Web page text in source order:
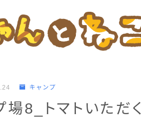
キャンプ
場8_トマトいただく